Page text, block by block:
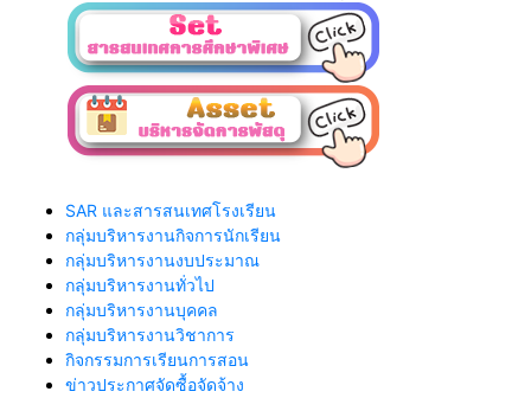
SAR และสารสนเทศโรงเรียน
กลุ่มบริหารงานกิจการนักเรียน
กลุ่มบริหารงานงบประมาณ
กลุ่มบริหารงานทั่วไป
กลุ่มบริหารงานบุคคล
กลุ่มบริหารงานวิชาการ
กิจกรรมการเรียนการสอน
ข่าวประกาศจัดซื้อจัดจ้าง